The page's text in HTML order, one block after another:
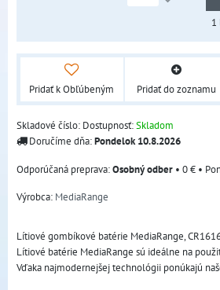
1
Pridať k Obľúbeným Pridať do zoznamu
Skladové číslo: Dostupnosť:Skladom
Doručíme dňa:Pondelok10.8.2026
Osobný odber • 0 € •
Výrobca: MediaRange
Lítiové gombíkové batérie MediaRange,
Lítiové batérie MediaRange sú ideálne na
Vďaka najmodernejšej technológii ponúkajú